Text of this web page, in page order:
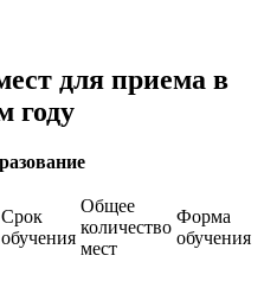
для приема в
году
Срок
обучения
Общее
количество
мест
Форма
обучения